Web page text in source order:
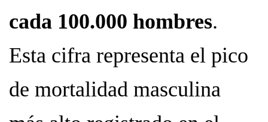
cada 100.000 hombres.
Esta cifra representa el pico
de mortalidad masculina